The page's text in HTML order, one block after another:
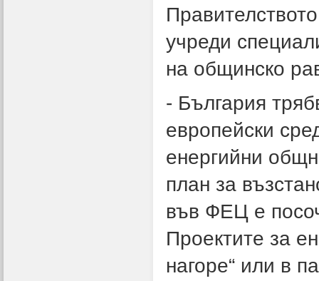
учреди
на общинско
- България
европейски
енергийни
план за
във ФЕЦ е
Проектите за
нагоре“ или в